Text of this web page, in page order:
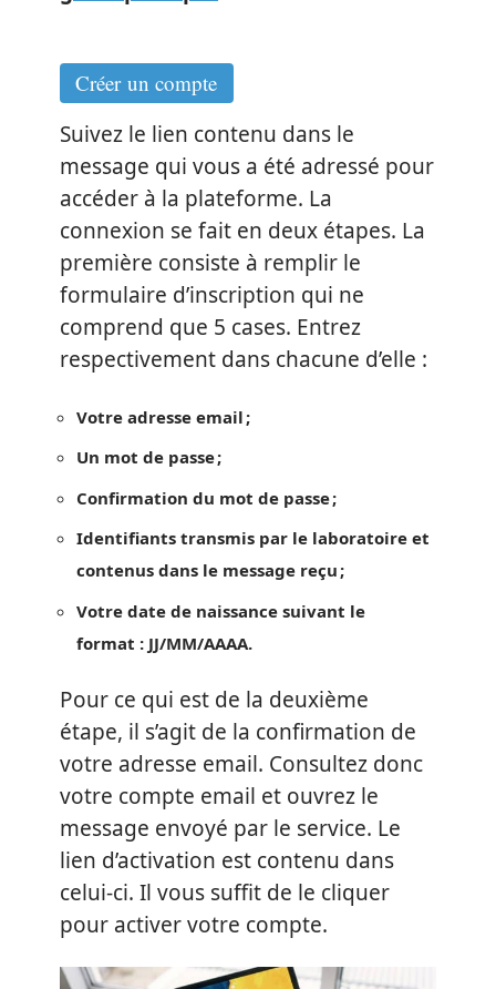
Créer un compte
Suivez le lien contenu dans le
message qui vous a été adressé pour
accéder à la plateforme. La
connexion se fait en deux étapes. La
première consiste à remplir le
formulaire d’inscription qui ne
comprend que 5 cases. Entrez
respectivement dans chacune d’elle :
Votre adresse email ;
Un mot de passe ;
Confirmation du mot de passe ;
Identifiants transmis par le laboratoire et
contenus dans le message reçu ;
Votre date de naissance suivant le
format : JJ/MM/AAAA.
Pour ce qui est de la deuxième
étape, il s’agit de la confirmation de
votre adresse email. Consultez donc
votre compte email et ouvrez le
message envoyé par le service. Le
lien d’activation est contenu dans
celui-ci. Il vous suffit de le cliquer
pour activer votre compte.